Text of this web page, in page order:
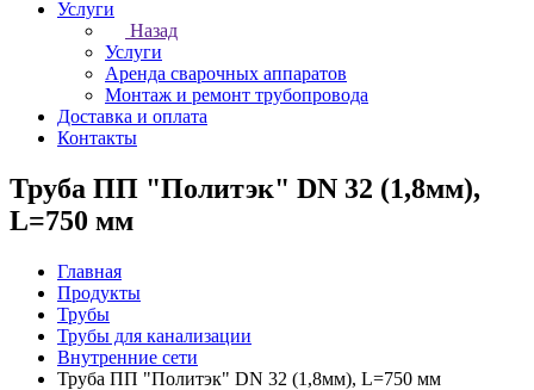
Услуги
Назад
Услуги
Аренда сварочных аппаратов
Монтаж и ремонт трубопровода
Доставка и оплата
Контакты
Труба ПП "Политэк" DN 32 (1,8мм),
L=750 мм
Главная
Продукты
Трубы
Трубы для канализации
Внутренние сети
Труба ПП "Политэк" DN 32 (1,8мм), L=750 мм